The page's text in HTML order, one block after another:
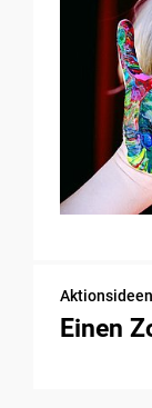
Aktionsideen
Einen